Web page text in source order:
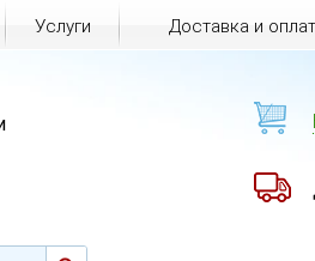
Услуги Доставка и